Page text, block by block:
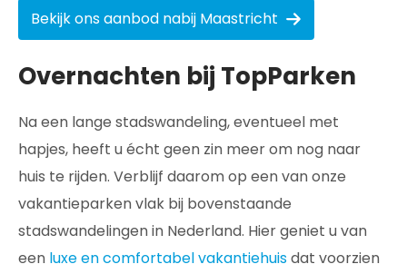
Bekijk ons aanbod nabij Maastricht
Overnachten bij TopParken
Na een lange stadswandeling, eventueel met
hapjes, heeft u écht geen zin meer om nog naar
huis te rijden. Verblijf daarom op een van onze
vakantieparken vlak bij bovenstaande
stadswandelingen in Nederland. Hier geniet u van
een luxe en comfortabel vakantiehuisdat voorzien